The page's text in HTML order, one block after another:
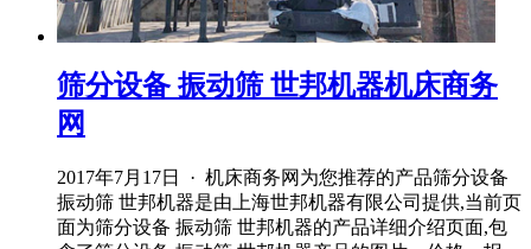
筛分设备 振动筛 世邦机器机床商务
网
2017年7月17日 · 机床商务网为您推荐的产品筛分设备
振动筛 世邦机器是由上海世邦机器有限公司提供,当前页
面为筛分设备 振动筛 世邦机器的产品详细介绍页面,包